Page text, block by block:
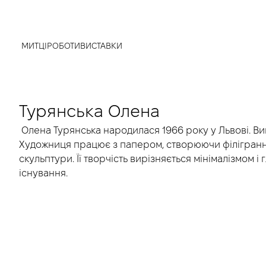
МИТЦІРОБОТИВИСТАВКИ
Турянська Олена
Олена Турянська народилася 1966 року у Львові.
Художниця працює з папером, створюючи
скульптури. Її творчість вирізняється
існування.